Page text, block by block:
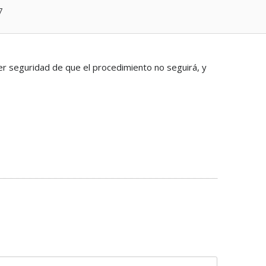
seguridad de que el procedimiento no seguirá, y